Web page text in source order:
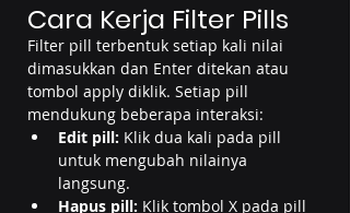
Cara Kerja Filter Pills
Filter pill terbentuk setiap kali nilai
dimasukkan dan Enter ditekan atau
tombol apply diklik. Setiap pill
mendukung beberapa interaksi:
Edit pill: Klik dua kali pada pill
untuk mengubah nilainya
langsung.
Hapus pill: Klik tombol X pada pill